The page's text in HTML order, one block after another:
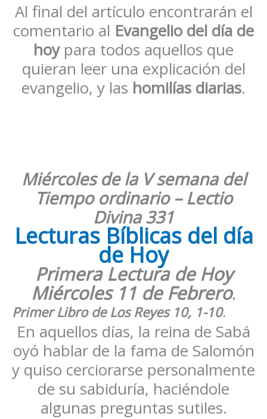
Al final del artículo encontrarán el
comentario al Evangelio del día de
hoypara todos aquellos que
quieran leer una explicación del
evangelio, y las homilías diarias.
Miércoles de la V semana del
Tiempo ordinario – Lectio
Divina 331
Lecturas Bíblicas del día
de Hoy
Primera Lectura de Hoy
Miércoles 11 de Febrero.
Primer Libro de LosReyes 10, 1-10.
En aquellos días, la reina de Sabá
oyó hablar de la fama de Salomón
y quiso cerciorarse personalmente
de su sabiduría, haciéndole
algunas preguntas sutiles.